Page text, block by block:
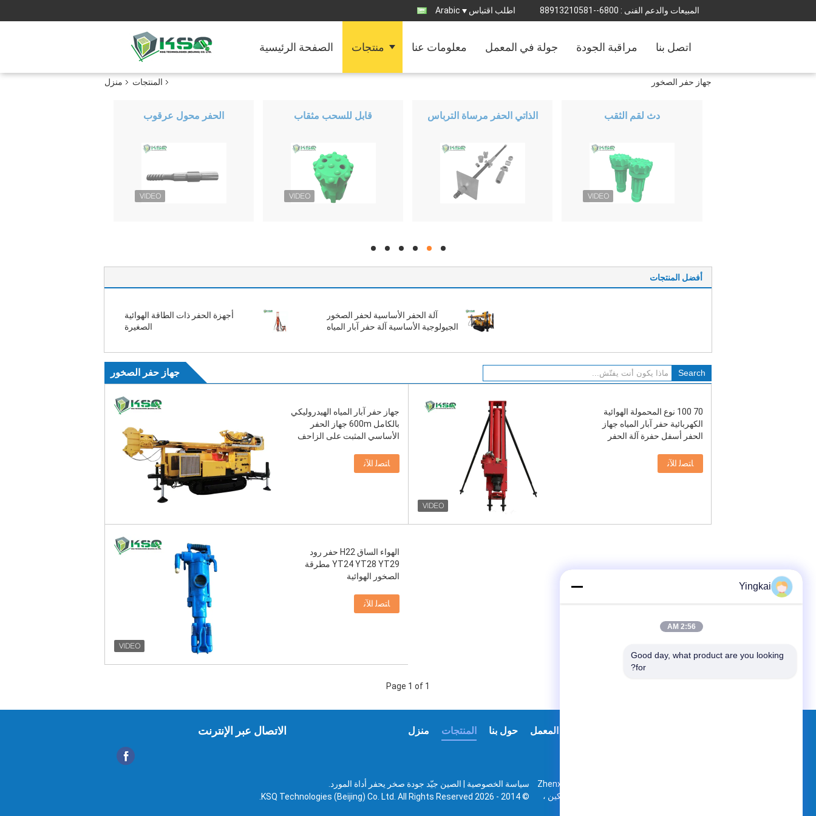
المبيعات والدعم الفنى : 0086--18501231988 اطلب اقتباس Arabic
الصفحة الرئيسية منتجات معلومات عنا جولة في المعمل مراقبة الجودة اتصل بنا
منزل المنتجات جهاز حفر الصخور
دث لقم الثقب الذاتي الحفر مرساة الترباس قابل للسحب مثقاب الحفر محول عرقوب
hd
hd
hd
hd
hd
hd
أفضل المنتجات
أجهزة الحفر ذات الطاقة الهوائية
الصغيرة
آلة الحفر الأساسية لحفر الصخور
الجيولوجية الأساسية آلة حفر آبار المياه
جهاز حفر الصخور
جهاز حفر آبار المياه الهيدروليكي
بالكامل 600m جهاز الحفر
الأساسي المثبت على الزاحف
ﺎﺘﺼﻟ ﺍﻶﻧ
70 100 نوع المحمولة الهوائية
الكهربائية حفر آبار المياه جهاز
الحفر أسفل حفرة آلة الحفر
ﺎﺘﺼﻟ ﺍﻶﻧ
الهواء الساق H22 حفر رود
YT24 YT28 YT29 مطرقة
الصخور الهوائية
ﺎﺘﺼﻟ ﺍﻶﻧ
Page 1 of 1
الاتصال عبر الإنترنت جولة في المعمل حول بنا المنتجات منزل
سياسة الخصوصية | الصين جيّد جودة صخر يحفر أداة المورد.
© 2014 - 2026 KSQ Technologies (Beijing) Co. Ltd. All Rights Reserved.
Room9-616 ، رقم 10 Zhenxing Road (MDW
Plaza) ، منطقة Changping ، 102200 بكين ،
Yingkai
2:56 AM
Good day, what product are you looking
for?